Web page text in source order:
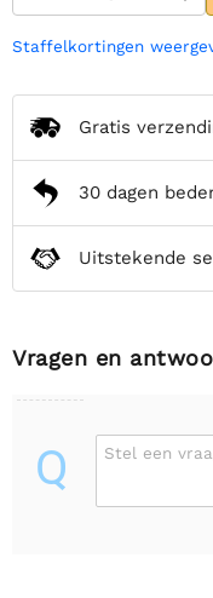
Staffelkortingen
Gratis
30 dagen
Uitstekende
Vragen en
Q Stel een